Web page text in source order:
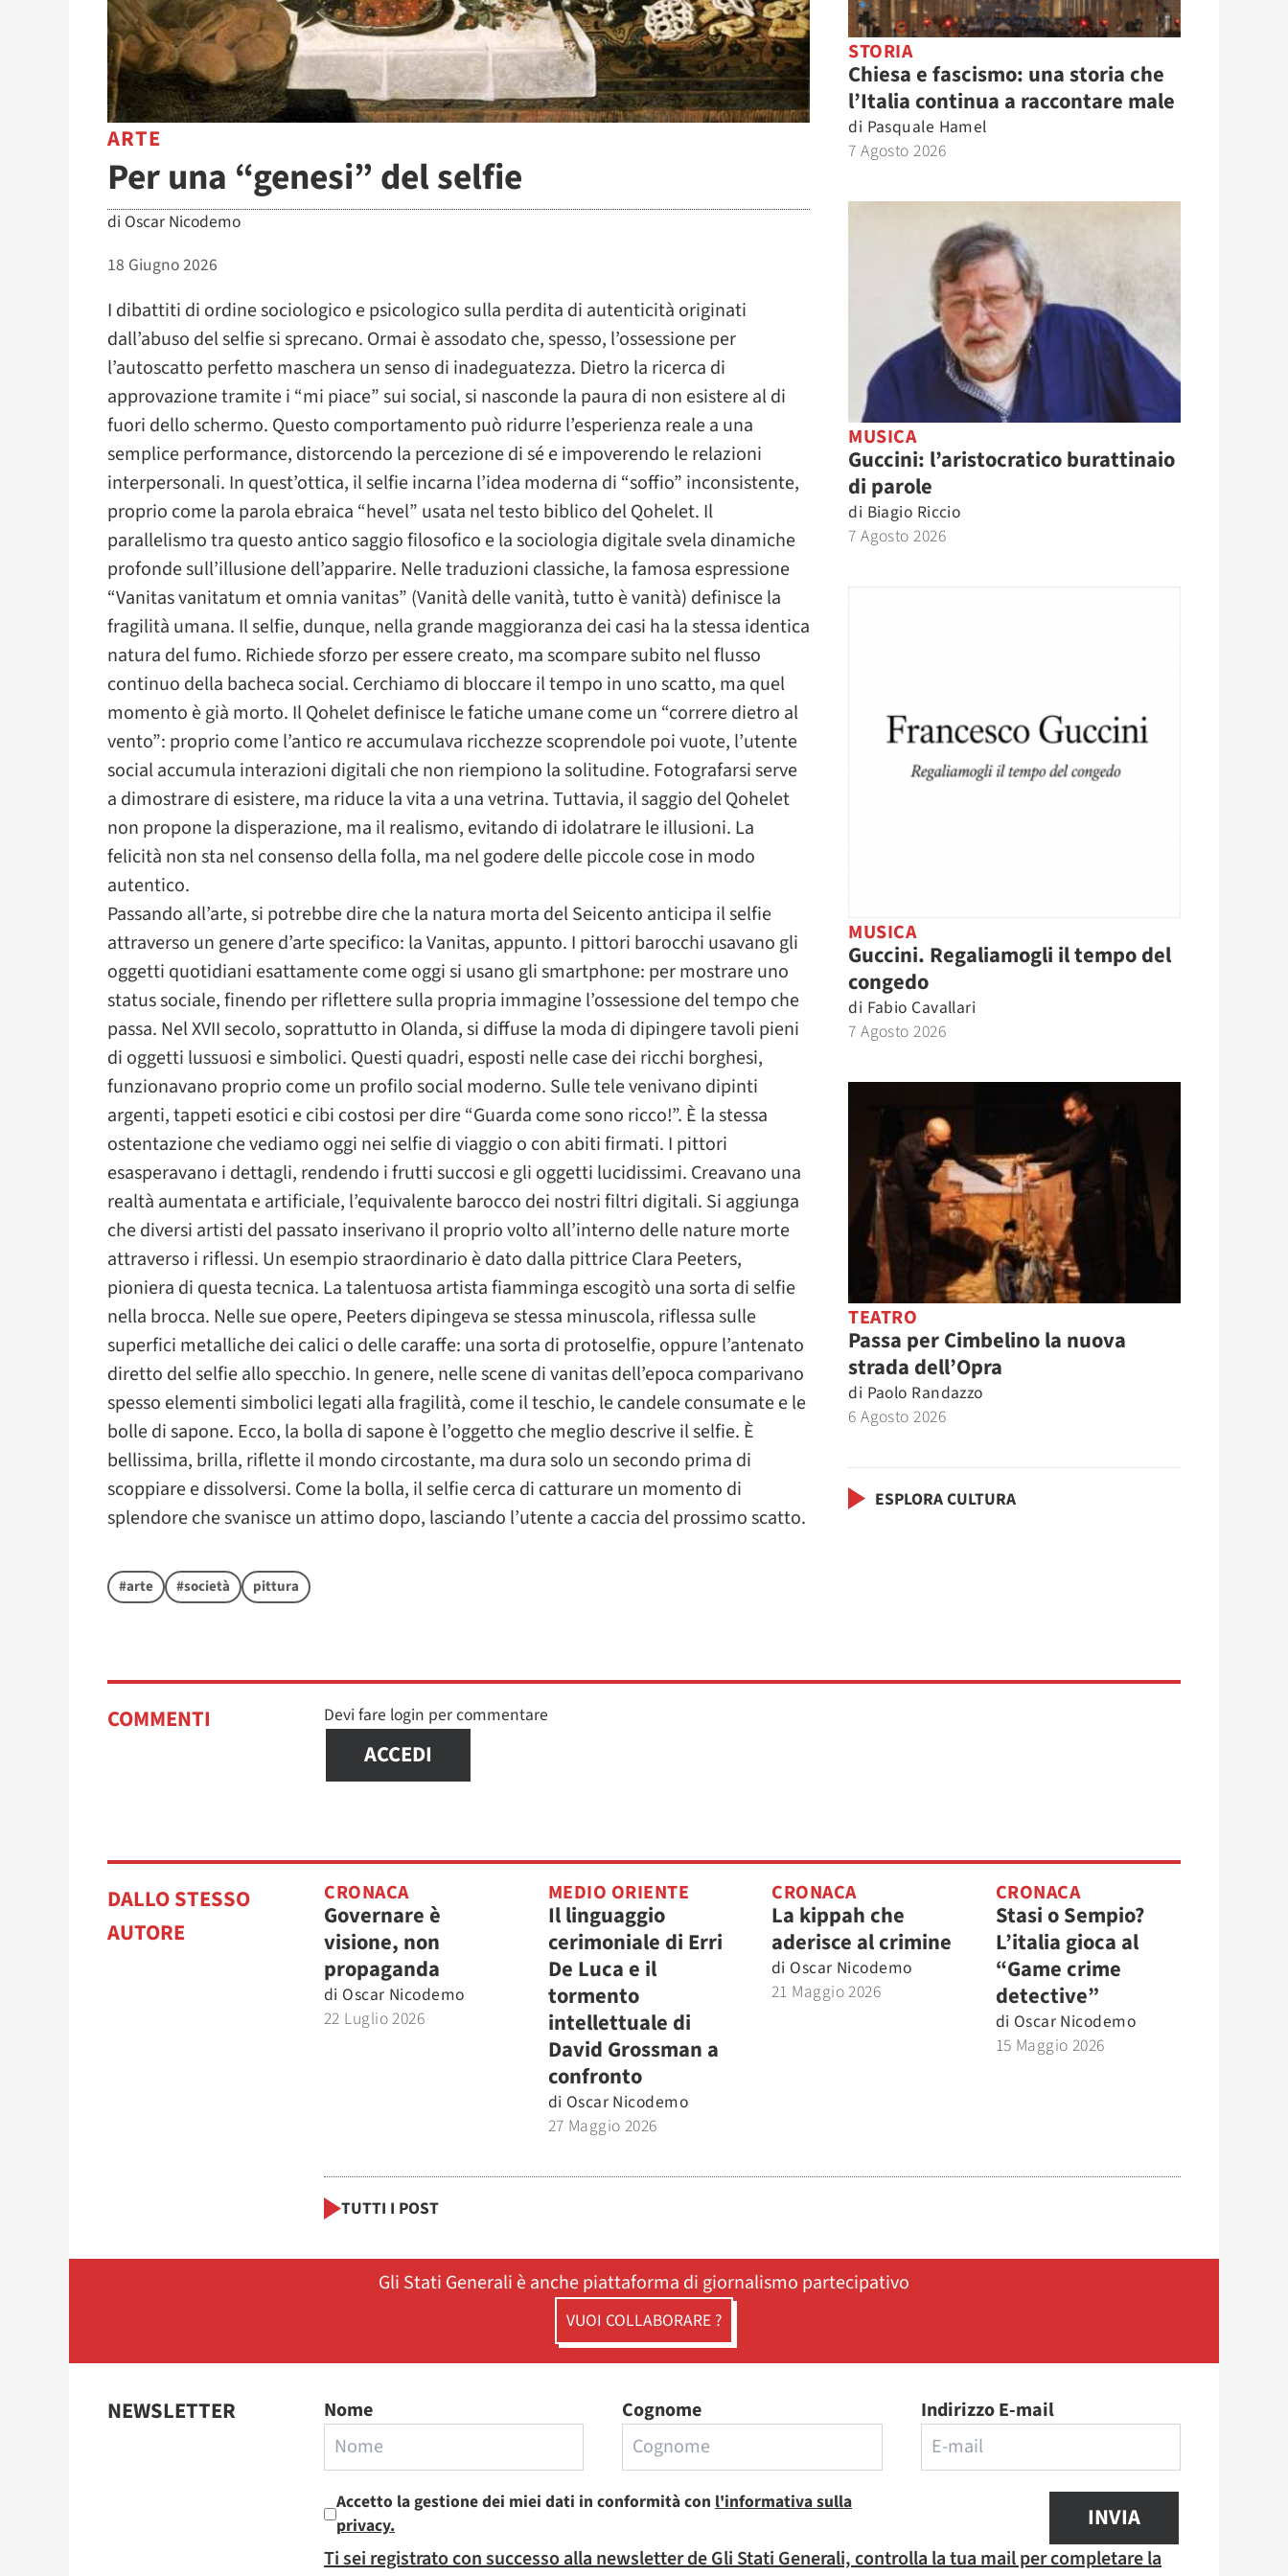
ARTE
Per una “genesi” del selfie
di Oscar Nicodemo
18 Giugno 2026
I dibattiti di ordine sociologico e psicologico sulla perdita di autenticità originati
dall’abuso del selfie si sprecano. Ormai è assodato che, spesso, l’ossessione per
l’autoscatto perfetto maschera un senso di inadeguatezza. Dietro la ricerca di
approvazione tramite i “mi piace” sui social, si nasconde la paura di non esistere al di
fuori dello schermo. Questo comportamento può ridurre l’esperienza reale a una
semplice performance, distorcendo la percezione di sé e impoverendo le relazioni
interpersonali. In quest’ottica, il selfie incarna l’idea moderna di “soffio” inconsistente,
proprio come la parola ebraica “hevel” usata nel testo biblico del Qohelet. Il
parallelismo tra questo antico saggio filosofico e la sociologia digitale svela dinamiche
profonde sull’illusione dell’apparire. Nelle traduzioni classiche, la famosa espressione
“Vanitas vanitatum et omnia vanitas” (Vanità delle vanità, tutto è vanità) definisce la
fragilità umana. Il selfie, dunque, nella grande maggioranza dei casi ha la stessa identica
natura del fumo. Richiede sforzo per essere creato, ma scompare subito nel flusso
continuo della bacheca social. Cerchiamo di bloccare il tempo in uno scatto, ma quel
momento è già morto. Il Qohelet definisce le fatiche umane come un “correre dietro al
vento”: proprio come l’antico re accumulava ricchezze scoprendole poi vuote, l’utente
social accumula interazioni digitali che non riempiono la solitudine. Fotografarsi serve
a dimostrare di esistere, ma riduce la vita a una vetrina. Tuttavia, il saggio del Qohelet
non propone la disperazione, ma il realismo, evitando di idolatrare le illusioni. La
felicità non sta nel consenso della folla, ma nel godere delle piccole cose in modo
autentico.
Passando all’arte, si potrebbe dire che la natura morta del Seicento anticipa il selfie
attraverso un genere d’arte specifico: la Vanitas, appunto. I pittori barocchi usavano gli
oggetti quotidiani esattamente come oggi si usano gli smartphone: per mostrare uno
status sociale, finendo per riflettere sulla propria immagine l’ossessione del tempo che
passa. Nel XVII secolo, soprattutto in Olanda, si diffuse la moda di dipingere tavoli pieni
di oggetti lussuosi e simbolici. Questi quadri, esposti nelle case dei ricchi borghesi,
funzionavano proprio come un profilo social moderno. Sulle tele venivano dipinti
argenti, tappeti esotici e cibi costosi per dire “Guarda come sono ricco!”. È la stessa
ostentazione che vediamo oggi nei selfie di viaggio o con abiti firmati. I pittori
esasperavano i dettagli, rendendo i frutti succosi e gli oggetti lucidissimi. Creavano una
realtà aumentata e artificiale, l’equivalente barocco dei nostri filtri digitali. Si aggiunga
che diversi artisti del passato inserivano il proprio volto all’interno delle nature morte
attraverso i riflessi. Un esempio straordinario è dato dalla pittrice Clara Peeters,
pioniera di questa tecnica. La talentuosa artista fiamminga escogitò una sorta di selfie
nella brocca. Nelle sue opere, Peeters dipingeva se stessa minuscola, riflessa sulle
superfici metalliche dei calici o delle caraffe: una sorta di protoselfie, oppure l’antenato
diretto del selfie allo specchio. In genere, nelle scene di vanitas dell’epoca comparivano
spesso elementi simbolici legati alla fragilità, come il teschio, le candele consumate e le
bolle di sapone. Ecco, la bolla di sapone è l’oggetto che meglio descrive il selfie. È
bellissima, brilla, riflette il mondo circostante, ma dura solo un secondo prima di
scoppiare e dissolversi. Come la bolla, il selfie cerca di catturare un momento di
splendore che svanisce un attimo dopo, lasciando l’utente a caccia del prossimo scatto.
#arte #società pittura
STORIA
Chiesa e fascismo: una storia che
l’Italia continua a raccontare male
di Pasquale Hamel
7 Agosto 2026
MUSICA
Guccini: l’aristocratico burattinaio
di parole
di Biagio Riccio
7 Agosto 2026
MUSICA
Guccini. Regaliamogli il tempo del
congedo
di Fabio Cavallari
7 Agosto 2026
TEATRO
Passa per Cimbelino la nuova
strada dell’Opra
di Paolo Randazzo
6 Agosto 2026
ESPLORA CULTURA
COMMENTI Devi fare login per commentare
ACCEDI
DALLO STESSO
AUTORE
CRONACA
Governare è
visione, non
propaganda
di Oscar Nicodemo
22 Luglio 2026
MEDIO ORIENTE
Il linguaggio
cerimoniale di Erri
De Luca e il
tormento
intellettuale di
David Grossman a
confronto
di Oscar Nicodemo
27 Maggio 2026
CRONACA
La kippah che
aderisce al crimine
di Oscar Nicodemo
21 Maggio 2026
CRONACA
Stasi o Sempio?
L’italia gioca al
“Game crime
detective”
di Oscar Nicodemo
15 Maggio 2026
TUTTI I POST
Gli Stati Generali è anche piattaforma di giornalismo partecipativo
VUOI COLLABORARE ?
NEWSLETTER Nome Cognome Indirizzo E-mail
Accetto la gestione dei miei dati in conformità con l'informativa sulla
privacy.
INVIA
Ti sei registrato con successo alla newsletter de Gli Stati Generali, controlla la tua mail per completare la